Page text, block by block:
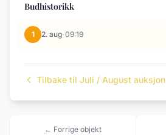
Budhistorikk
1 2. aug·09:19
Tilbake til Juli / August auksjon
← Forrige objekt